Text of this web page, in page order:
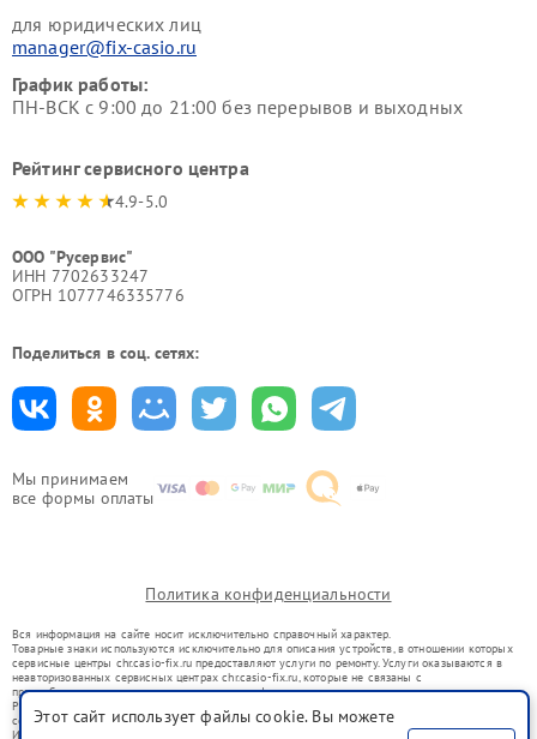
Мы принимаем
все формы оплаты
для юридических лиц
manager@fix-casio.ru
График работы:
ПН-ВСК с 9:00 до 21:00 без перерывов и выходных
Рейтинг сервисного центра
4.9-5.0
ООО "Русервис"
ИНН 7702633247
ОГРН 1077746335776
Поделиться в соц. сетях:
Политика конфиденциальности
Вся информация на сайте носит исключительно справочный характер.
Товарные знаки используются исключительно для описания устройств, в отношении которых
сервисные центры chr.casio-fix.ru предоставляют услуги по ремонту. Услуги оказываются в
неавторизованных сервисных центрах chr.casio-fix.ru, которые не связаны с
правообладателями товарных знаков или их официальными представителями.
Ремонт осуществляется для устройств, уже введенных в гражданский оборот в соответствии
со статьей 1487 ГК РФ.
Использование товарных знаков не преследует цели индивидуализации услуг или введения
Этот сайт использует файлы cookie. Вы можете